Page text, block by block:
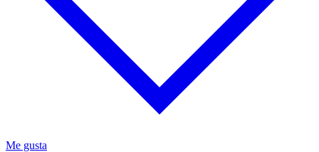
Me gusta